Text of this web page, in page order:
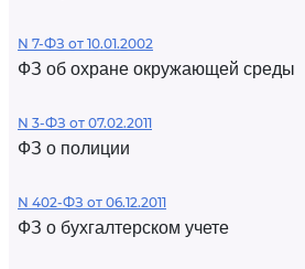
N 7-ФЗ от 10.01.2002
ФЗ об охране окружающей среды
N 3-ФЗ от 07.02.2011
ФЗ о полиции
N 402-ФЗ от 06.12.2011
ФЗ о бухгалтерском учете